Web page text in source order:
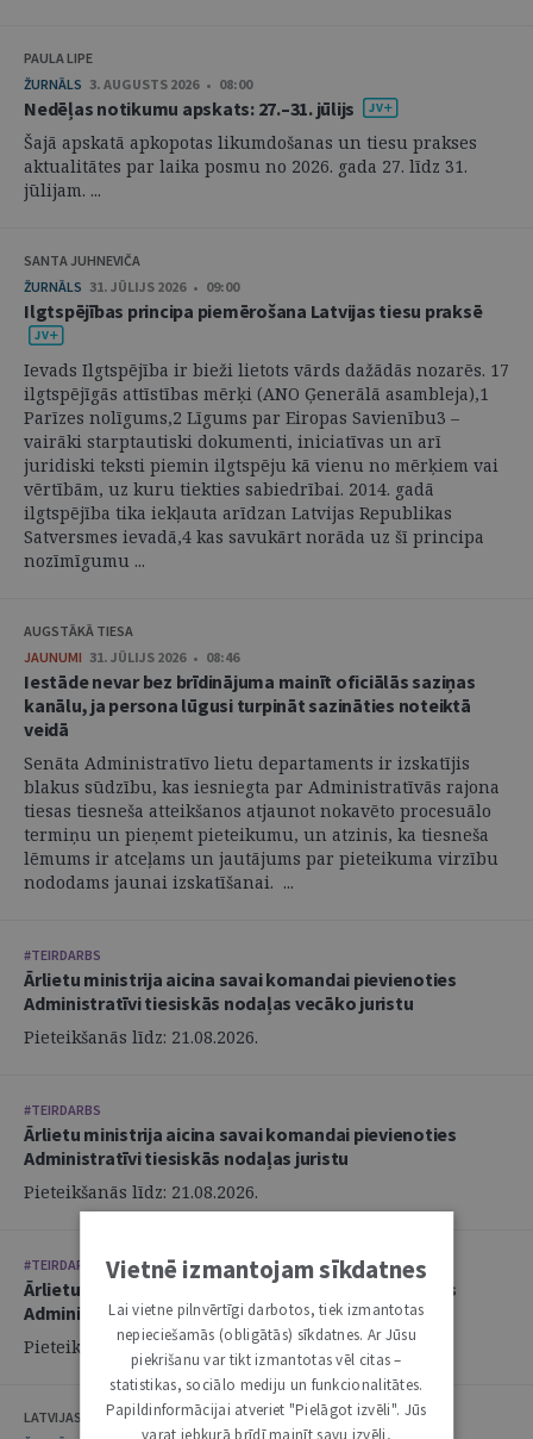
PAULA LIPE
ŽURNĀLS 3. AUGUSTS 2026 • 08:00
Nedēļas notikumu apskats: 27.–31. jūlijs
Šajā apskatā apkopotas likumdošanas un tiesu prakses
aktualitātes par laika posmu no 2026. gada 27. līdz 31.
jūlijam. ...
SANTA JUHNEVIČA
ŽURNĀLS 31. JŪLIJS 2026 • 09:00
Ilgtspējības principa piemērošana Latvijas tiesu praksē
Ievads Ilgtspējība ir bieži lietots vārds dažādās nozarēs. 17
ilgtspējīgās attīstības mērķi (ANO Ģenerālā asambleja),1
Parīzes nolīgums,2 Līgums par Eiropas Savienību3 –
vairāki starptautiski dokumenti, iniciatīvas un arī
juridiski teksti piemin ilgtspēju kā vienu no mērķiem vai
vērtībām, uz kuru tiekties sabiedrībai. 2014. gadā
ilgtspējība tika iekļauta arīdzan Latvijas Republikas
Satversmes ievadā,4 kas savukārt norāda uz šī principa
nozīmīgumu ...
AUGSTĀKĀ TIESA
JAUNUMI 31. JŪLIJS 2026 • 08:46
Iestāde nevar bez brīdinājuma mainīt oficiālās saziņas
kanālu, ja persona lūgusi turpināt sazināties noteiktā
veidā
Senāta Administratīvo lietu departaments ir izskatījis
blakus sūdzību, kas iesniegta par Administratīvās rajona
tiesas tiesneša atteikšanos atjaunot nokavēto procesuālo
termiņu un pieņemt pieteikumu, un atzinis, ka tiesneša
lēmums ir atceļams un jautājums par pieteikuma virzību
nododams jaunai izskatīšanai. ...
#TEIRDARBS
Ārlietu ministrija aicina savai komandai pievienoties
Administratīvi tiesiskās nodaļas vecāko juristu
Pieteikšanās līdz: 21.08.2026.
#TEIRDARBS
Ārlietu ministrija aicina savai komandai pievienoties
Administratīvi tiesiskās nodaļas juristu
Pieteikšanās līdz: 21.08.2026.
#TEIRDARBS
Ārlietu ministrija aicina savai komandai pievienoties
Administratīvi tiesiskās nodaļas juristu
Pieteikšanās līdz: 21.08.2026.
LATVIJAS ZVĒRINĀTU ADVOKĀTU PADOME
Vietnē izmantojam sīkdatnes
Lai vietne pilnvērtīgi darbotos, tiek izmantotas
nepieciešamās (obligātās) sīkdatnes. Ar Jūsu
piekrišanu var tikt izmantotas vēl citas –
statistikas, sociālo mediju un funkcionalitātes.
Papildinformācijai atveriet "Pielāgot izvēli". Jūs
varat jebkurā brīdī mainīt savu izvēli,